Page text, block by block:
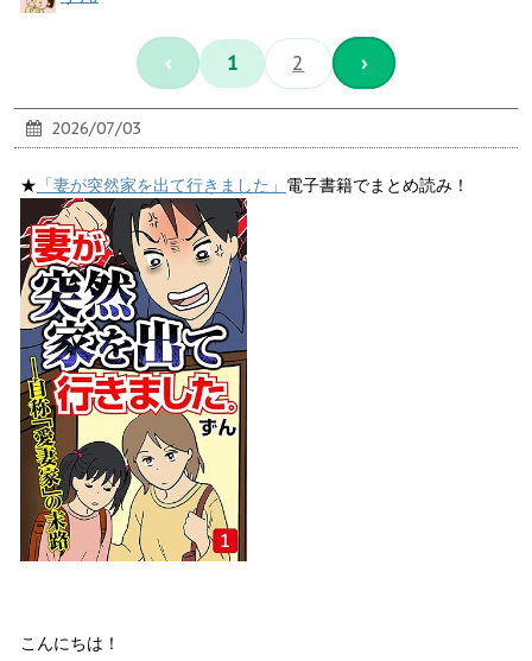
‹ 1 2 ›
2026/07/03
★ 「妻が突然家を出て行きました」 電子書籍でまとめ読み！
こんにちは！